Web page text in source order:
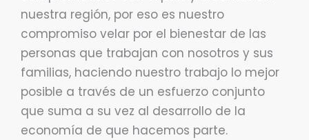
nuestra región, por eso es nuestro
compromiso velar por el bienestar de las
personas que trabajan con nosotros y sus
familias, haciendo nuestro trabajo lo mejor
posible a través de un esfuerzo conjunto
que suma a su vez al desarrollo de la
economía de que hacemos parte.